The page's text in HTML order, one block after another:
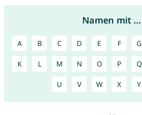
Namen mit ...
A B C D E F G
K L M N O P Q
U V W X Y